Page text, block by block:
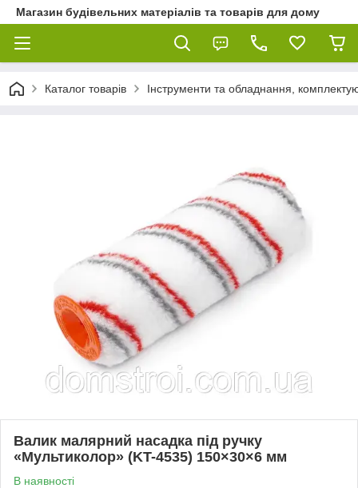
Магазин будівельних матеріалів та товарів для дому
Каталог товарів Інструменти та обладнання,
Валик малярний насадка під ручку
«Мультиколор» (KT-4535) 150×30×6 мм
В наявності